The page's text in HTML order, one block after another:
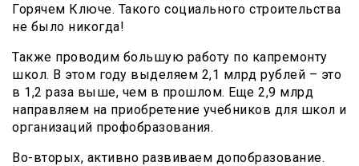
Горячем Ключе. Такого социального строительства
не было никогда!
Также проводим большую работу по капремонту
школ. В этом году выделяем 2,1 млрд рублей – это
в 1,2 раза выше, чем в прошлом. Еще 2,9 млрд
направляем на приобретение учебников для школ и
организаций профобразования.
Во-вторых, активно развиваем допобразование.